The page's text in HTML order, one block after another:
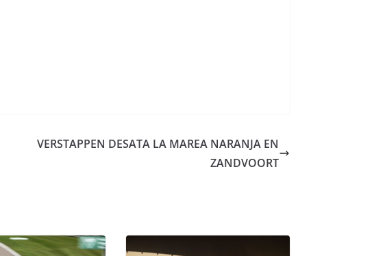
VERSTAPPEN DESATA LA MAREA NARANJA EN
ZANDVOORT